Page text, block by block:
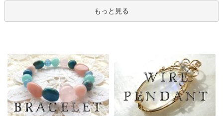
もっと見る